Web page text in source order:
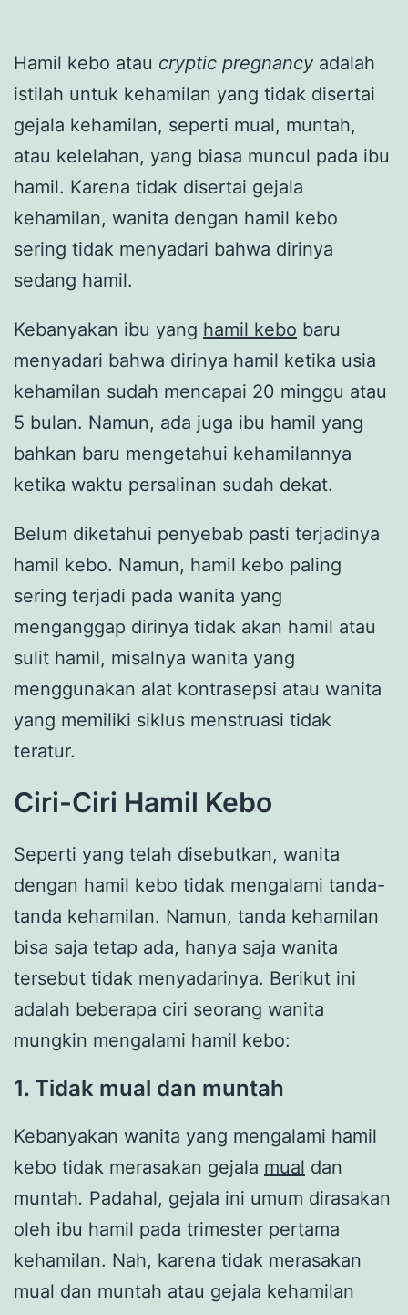
Hamil kebo atau cryptic pregnancy adalah
istilah untuk kehamilan yang tidak disertai
gejala kehamilan, seperti mual, muntah,
atau kelelahan, yang biasa muncul pada ibu
hamil. Karena tidak disertai gejala
kehamilan, wanita dengan hamil kebo
sering tidak menyadari bahwa dirinya
sedang hamil.
Kebanyakan ibu yang hamil kebo baru
menyadari bahwa dirinya hamil ketika usia
kehamilan sudah mencapai 20 minggu atau
5 bulan. Namun, ada juga ibu hamil yang
bahkan baru mengetahui kehamilannya
ketika waktu persalinan sudah dekat.
Belum diketahui penyebab pasti terjadinya
hamil kebo. Namun, hamil kebo paling
sering terjadi pada wanita yang
menganggap dirinya tidak akan hamil atau
sulit hamil, misalnya wanita yang
menggunakan alat kontrasepsi atau wanita
yang memiliki siklus menstruasi tidak
teratur.
Ciri-Ciri Hamil Kebo
Seperti yang telah disebutkan, wanita
dengan hamil kebo tidak mengalami tanda-
tanda kehamilan. Namun, tanda kehamilan
bisa saja tetap ada, hanya saja wanita
tersebut tidak menyadarinya. Berikut ini
adalah beberapa ciri seorang wanita
mungkin mengalami hamil kebo:
1. Tidak mual dan muntah
Kebanyakan wanita yang mengalami hamil
kebo tidak merasakan gejala mual dan
muntah. Padahal, gejala ini umum dirasakan
oleh ibu hamil pada trimester pertama
kehamilan. Nah, karena tidak merasakan
mual dan muntah atau gejala kehamilan